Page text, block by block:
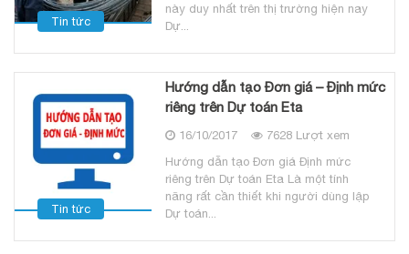
Tin tức
này duy nhất trên thị trường hiện nay
Dự...
Tin tức
Hướng dẫn tạo Đơn giá – Định mức
riêng trên Dự toán Eta
16/10/2017
7628 Lượt xem
Hướng dẫn tạo Đơn giá Định mức
riêng trên Dự toán Eta Là một tính
năng rất cần thiết khi người dùng lập
Dự toán...